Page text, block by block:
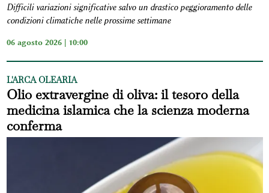
Difficili variazioni significative salvo un drastico peggioramento delle
condizioni climatiche nelle prossime settimane
06 agosto 2026 | 10:00
L'ARCA OLEARIA
Olio extravergine di oliva: il tesoro della
medicina islamica che la scienza moderna
conferma